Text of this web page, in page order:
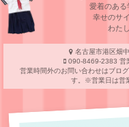
愛着のある
幸せのサ
わた
名古屋市港区畑
090-8469-2383 営
営業時間外のお問い合わせはブロ
す。※営業日は営